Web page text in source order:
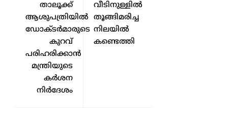
താലൂക്ക്
ആശുപത്രിയിൽ
ഡോക്ടർമാരുടെ
കുറവ്
പരിഹരിക്കാൻ
മന്ത്രിയുടെ
കർശന
നിർദേശം
വീടിനുള്ളിൽ
തൂങ്ങിമരിച്ച
നിലയിൽ
കണ്ടെത്തി